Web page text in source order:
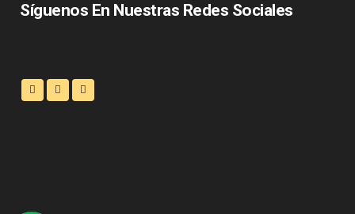
Síguenos En Nuestras Redes Sociales